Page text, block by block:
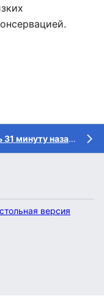
Последний раз редактировалась 31 минуту назад
версия